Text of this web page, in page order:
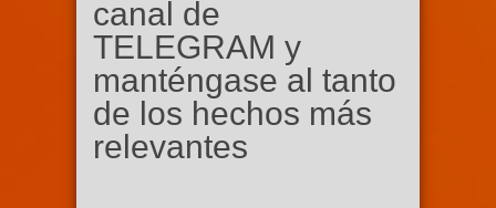
canal de
TELEGRAM y
manténgase al tanto
de los hechos más
relevantes